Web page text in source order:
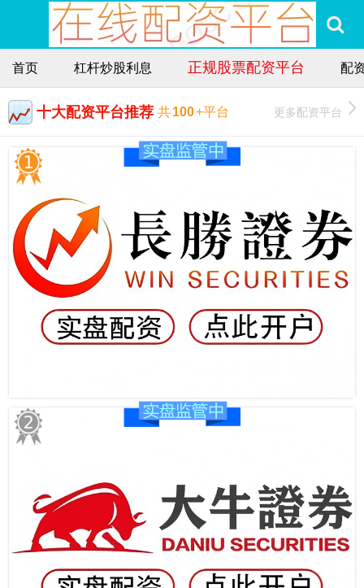
首页 杠杆炒股利息 正规股票配资平台 配
十大配资平台推荐 共100+平台 更多配资平台